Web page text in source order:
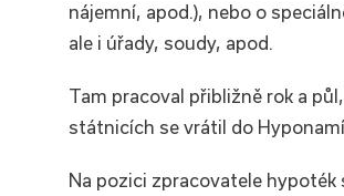
nájemní, apod.), nebo o
ale i úřady, soudy, apod.
Tam pracoval přibližně rok a
státnicích se vrátil do
Na pozici zpracovatele